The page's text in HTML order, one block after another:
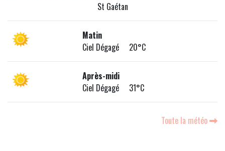
St Gaétan
Matin
Ciel Dégagé 20°C
Après-midi
Ciel Dégagé 31°C
Toute la météo